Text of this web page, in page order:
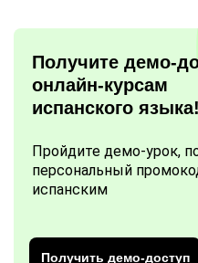
Получите демо-
онлайн-курсам
испанского языка!
Пройдите демо-урок,
персональный
испанским
Получить демо-доступ